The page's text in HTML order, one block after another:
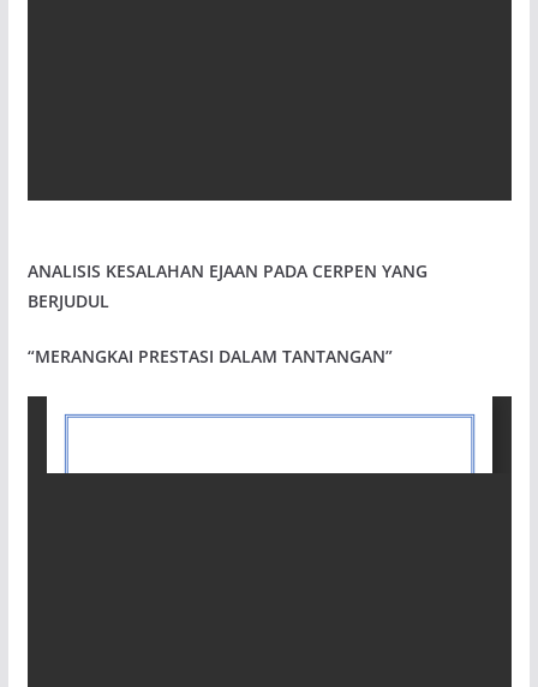
ANALISIS KESALAHAN EJAAN PADA CERPEN YANG
BERJUDUL
“MERANGKAI PRESTASI DALAM TANTANGAN”